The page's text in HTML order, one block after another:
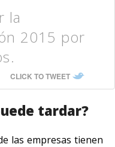
la
2015 por
CLICK TO TWEET
tardar?
las empresas tienen